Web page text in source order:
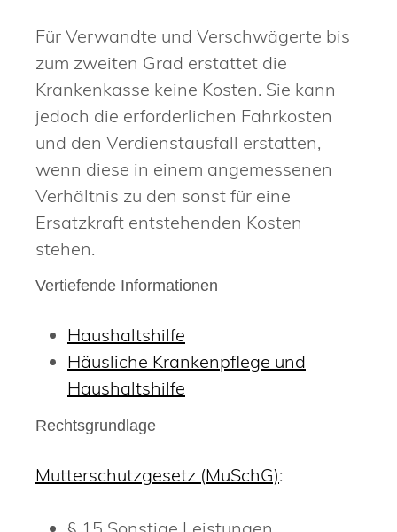
Für Verwandte und Verschwägerte bis
zum zweiten Grad erstattet die
Krankenkasse keine Kosten. Sie kann
jedoch die erforderlichen Fahrkosten
und den Verdienstausfall erstatten,
wenn diese in einem angemessenen
Verhältnis zu den sonst für eine
Ersatzkraft entstehenden Kosten
stehen.
Vertiefende Informationen
Haushaltshilfe
Häusliche Krankenpflege und
Haushaltshilfe
Rechtsgrundlage
Mutterschutzgesetz (MuSchG):